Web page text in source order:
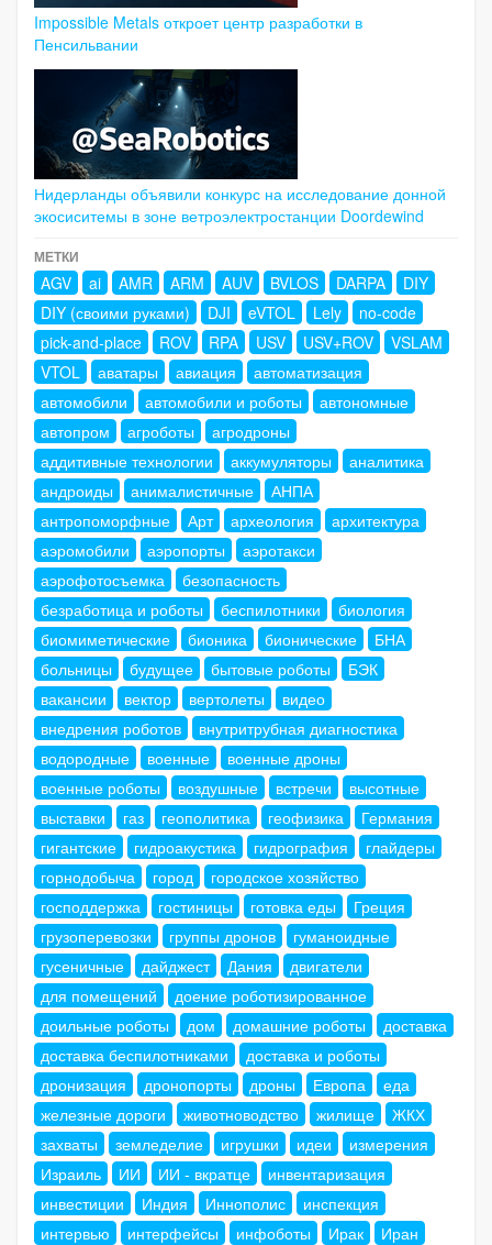
Impossible Metals откроет центр разработки в
Пенсильвании
Нидерланды объявили конкурс на исследование донной
экосиситемы в зоне ветроэлектростанции Doordewind
МЕТКИ
AGV ai AMR ARM AUV BVLOS DARPA
DIY
DIY (своими руками)
DJI eVTOL Lely
no-code
pick-and-place
ROV RPA USV USV+ROV
VSLAM
VTOL
аватары авиация
автоматизация
автомобили
автомобили и роботы
автономные
автопром
агроботы
агродроны
аддитивные технологии
аккумуляторы
аналитика
андроиды
анималистичные
АНПА
антропоморфные
Арт археология
архитектура
аэромобили
аэропорты
аэротакси
аэрофотосъемка
безопасность
безработица и роботы
беспилотники
биология
биомиметические
бионика бионические
БНА
больницы
будущее бытовые роботы
БЭК
вакансии
вектор вертолеты
видео
внедрения роботов
внутритрубная диагностика
водородные
военные
военные дроны
военные роботы
воздушные встречи
высотные
выставки
газ геополитика геофизика
Германия
гигантские
гидроакустика гидрография
глайдеры
горнодобыча
город
городское хозяйство
господдержка
гостиницы готовка еды
Греция
грузоперевозки
группы дронов
гуманоидные
гусеничные
дайджест Дания
двигатели
для помещений
доение роботизированное
доильные роботы
дом домашние роботы
доставка
доставка беспилотниками
доставка и роботы
дронизация
дронопорты дроны Европа
еда
железные дороги
животноводство жилище
ЖКХ
захваты
земледелие игрушки идеи
измерения
Израиль
ИИ ИИ - вкратце
инвентаризация
инвестиции
Индия Иннополис
инспекция
интервью
интерфейсы инфоботы Ирак
Иран